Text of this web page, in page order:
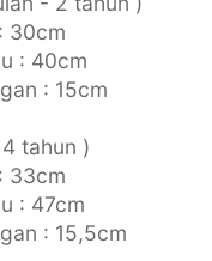
30cm
: 40cm
: 15cm
tahun )
33cm
: 47cm
: 15,5cm